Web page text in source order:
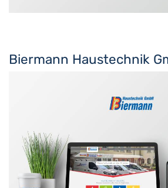
Biermann Haustechnik